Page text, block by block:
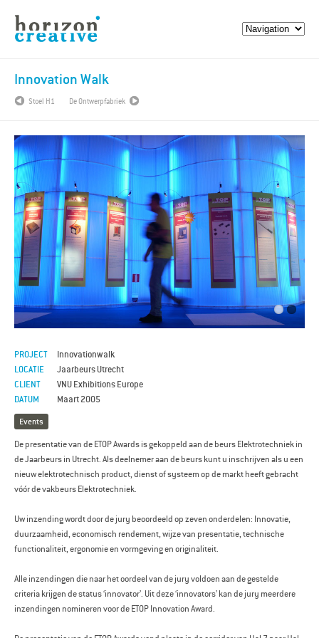
Innovation Walk
Stoel H1 De Ontwerpfabriek
PROJECT
Innovationwalk
LOCATIE
Jaarbeurs Utrecht
CLIENT
VNU Exhibitions Europe
DATUM
Maart 2005
Events
De presentatie van de ETOP Awards is gekoppeld aan de beurs Elektrotechniek in
de Jaarbeurs in Utrecht. Als deelnemer aan de beurs kunt u inschrijven als u een
nieuw elektrotechnisch product, dienst of systeem op de markt heeft gebracht
vóór de vakbeurs Elektrotechniek.
Uw inzending wordt door de jury beoordeeld op zeven onderdelen: Innovatie,
duurzaamheid, economisch rendement, wijze van presentatie, technische
functionaliteit, ergonomie en vormgeving en originaliteit.
Alle inzendingen die naar het oordeel van de jury voldoen aan de gestelde
criteria krijgen de status ‘innovator’. Uit deze ‘innovators’ kan de jury meerdere
inzendingen nomineren voor de ETOP Innovation Award.